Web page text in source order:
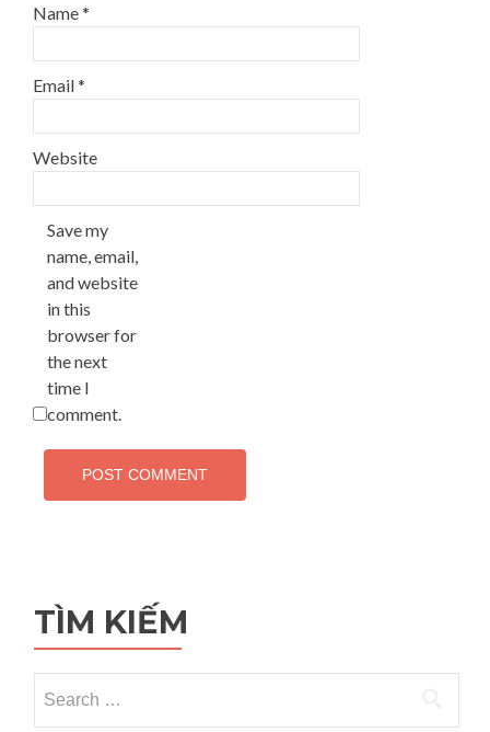
Name*
Email*
Website
Save my
name, email,
and website
in this
browser for
the next
time I
comment.
TÌM KIẾM